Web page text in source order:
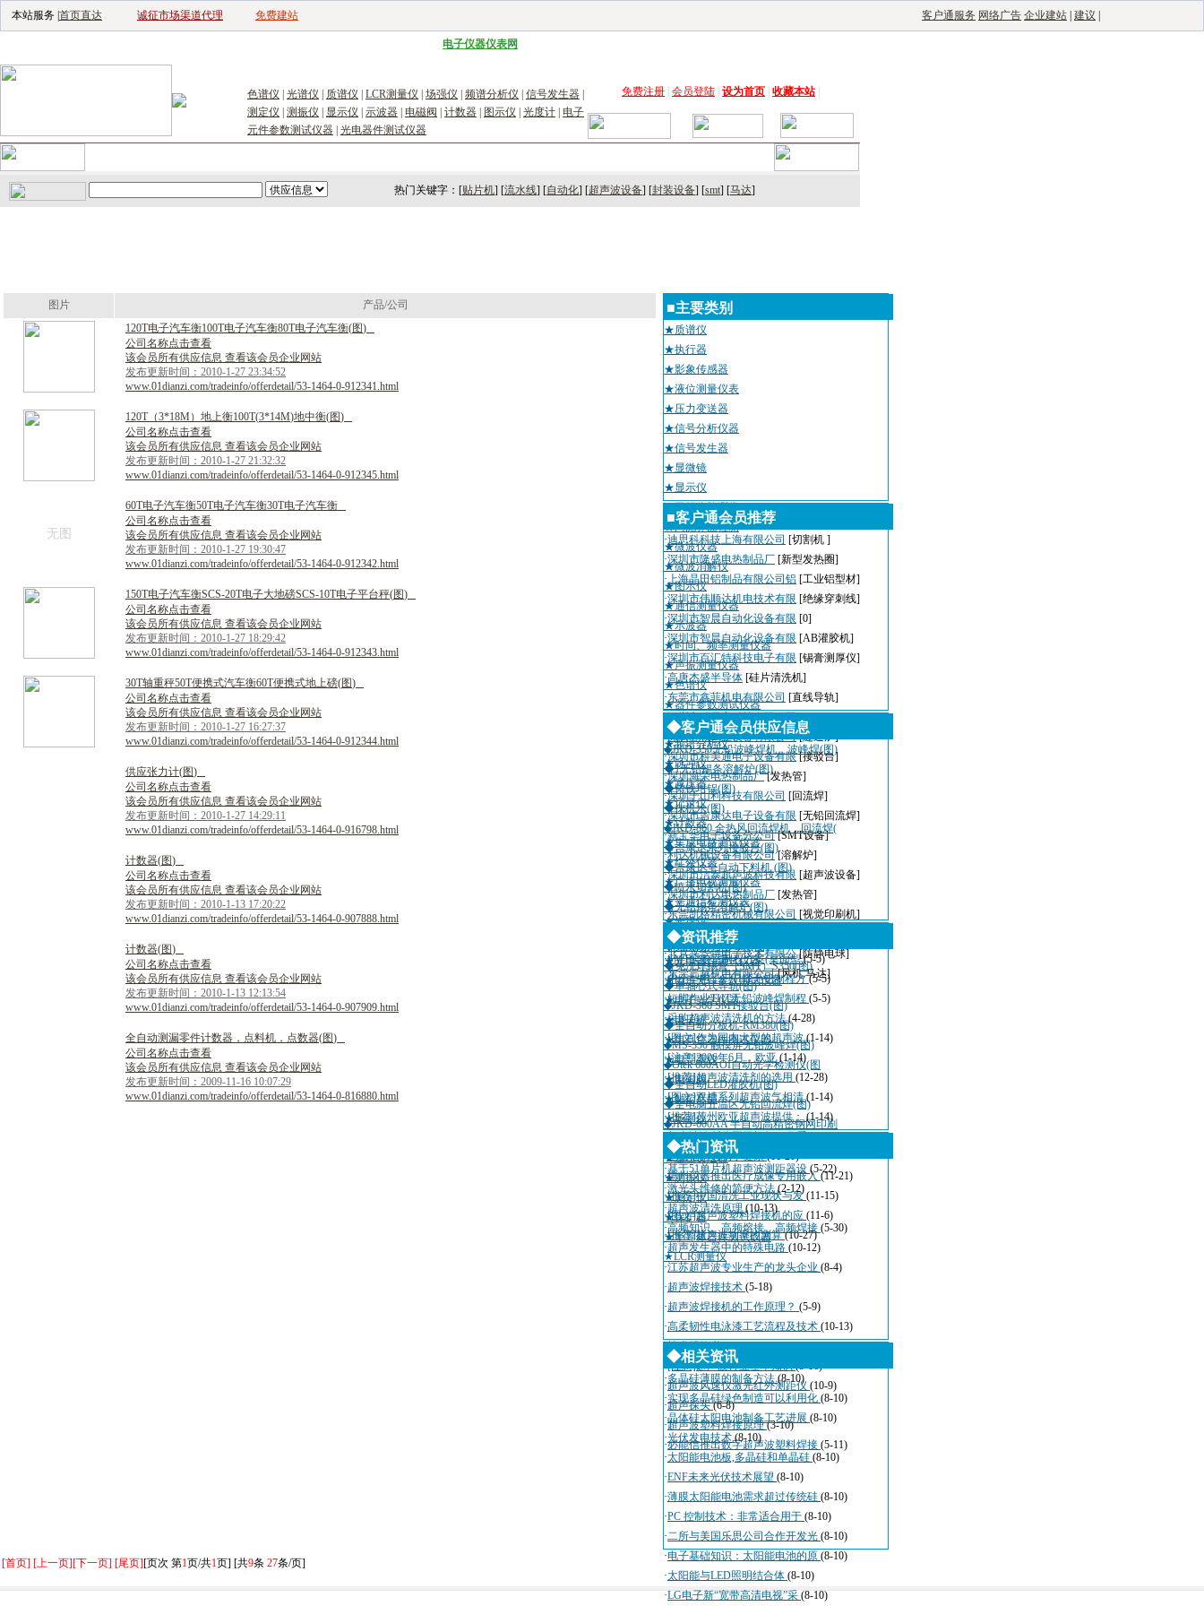
本站服务 | 首页直达 诚征市场渠道代理 免费建站 客户通服务 网络广告 企业建站 建议
电子仪器仪表网
色谱仪 光谱仪 质谱仪 LCR测量仪 场强仪 频谱分析仪 信号发生器
测定仪
测振仪 显示仪 示波器 电磁阀 计数器 图示仪 光度计
电子
元件参数测试仪器 光电器件测试仪器
免费注册 会员登陆 设为首页 收藏本站|
热门关键字：[贴片机] [流水线] [自动化] [超声波设备] [封装设备] [smt] [马达]
图片
产品/公司
120T电子汽车衡100T电子汽车衡80T电子汽车衡(图)
公司名称点击查看
该会员所有供应信息 查看该会员企业网站
发布更新时间：2010-1-27 23:34:52
www.01dianzi.com/tradeinfo/offerdetail/53-1464-0-912341.html
120T（3*18M） 地上衡100T(3*14M)地中衡(图)
公司名称点击查看
该会员所有供应信息 查看该会员企业网站
发布更新时间：2010-1-27 21:32:32
www.01dianzi.com/tradeinfo/offerdetail/53-1464-0-912345.html
无图
60T电子汽车衡50T电子汽车衡30T电子汽车衡
公司名称点击查看
该会员所有供应信息 查看该会员企业网站
发布更新时间：2010-1-27 19:30:47
www.01dianzi.com/tradeinfo/offerdetail/53-1464-0-912342.html
150T电子汽车衡SCS-20T电子大地磅SCS-10T电子平台秤(图)
公司名称点击查看
该会员所有供应信息 查看该会员企业网站
发布更新时间：2010-1-27 18:29:42
www.01dianzi.com/tradeinfo/offerdetail/53-1464-0-912343.html
30T轴重秤50T便携式汽车衡60T便携式地上磅(图)
公司名称点击查看
该会员所有供应信息 查看该会员企业网站
发布更新时间：2010-1-27 16:27:37
www.01dianzi.com/tradeinfo/offerdetail/53-1464-0-912344.html
供应张力计(图)
公司名称点击查看
该会员所有供应信息 查看该会员企业网站
发布更新时间：2010-1-27 14:29:11
www.01dianzi.com/tradeinfo/offerdetail/53-1464-0-916798.html
计数器(图)
公司名称点击查看
该会员所有供应信息 查看该会员企业网站
发布更新时间：2010-1-13 17:20:22
www.01dianzi.com/tradeinfo/offerdetail/53-1464-0-907888.html
计数器(图)
公司名称点击查看
该会员所有供应信息 查看该会员企业网站
发布更新时间：2010-1-13 12:13:54
www.01dianzi.com/tradeinfo/offerdetail/53-1464-0-907909.html
全自动测漏零件计数器 ， 点料机 ， 点数器(图)
公司名称点击查看
该会员所有供应信息 查看该会员企业网站
发布更新时间：2009-11-16 10:07:29
www.01dianzi.com/tradeinfo/offerdetail/53-1464-0-816880.html
■主要类别
★质谱仪
★执行器
★影象传感器
★液位测量仪表
★压力变送器
★信号分析仪器
★信号发生器
★显微镜
★显示仪
★无损伤检测仪
★污泥界面检测
★微波仪器
★微波消解仪
★图示仪
★通信测量仪器
★示波器
★时间、频率测量仪器
★声振测量仪器
★色谱仪
★器件参数测试仪器
★其他未分类
★频谱分析仪
★脉冲仪
★减压器
★记录仪
★计数器
★集成电路测试仪器
★红外仪器
★广播电视测量仪器
★光通信检测仪表
★光谱仪
★光度计
★光电器件测试仪器
★电子元件参数测试仪器
★电子光学仪器
★电子称
★电真空器件测试仪器
★电导率仪
★电磁阀
★触控产品
★场强仪
★场强干扰测试仪器
★差压变送器
★测振仪
★测定仪
★保护器
★半导体器件测试仪器
★LCR测量仪
■客户通会员推荐
·迪思科科技上海有限公司 [切割机 ]
·深圳市隆盛电热制品厂 [新型发热圈]
·上海晶田铝制品有限公司铝 [工业铝型材]
·深圳市伟顺达机电技术有限 [绝缘穿刺线]
·深圳市智晨自动化设备有限 [0]
·深圳市智晨自动化设备有限 [AB灌胶机]
·深圳市百汇特科技电子有限 [锡膏测厚仪]
·高唐杰盛半导体 [硅片清洗机]
·东莞市鑫菲机电有限公司 [直线导轨]
深圳市瑞天宇科技有限公司
[AOI]
·深圳粤城工业设备有限公司 [隧道炉]
·深圳市科美通电子设备有限 [接驳台]
·深圳海荣电热制品厂 [发热管]
·深圳千山利科技有限公司 [回流焊]
·深圳市吉康达电子设备有限 [无铅回流焊]
·新宝华电子设备分公司 [SMT设备]
·利达机械设备有限公司 [溶解炉]
·深圳市洁泰超声波科技有限 [超声波设备]
·深圳市利达电热制品厂 [发热管]
·东莞凯格精密机械有限公司 [视觉印刷机]
·深圳市迈瑞自动化设备有限
·北京兴华特电子技术有限公 [防静电球]
·东莞三越机电有限公司 [风机,马达]
◆客户通会员供应信息
◆JKD-350无铅波峰焊机，波峰焊(图)
◆1无铅锡条溶解炉(图)
◆铸铁坩锅(图)
◆抹机水(图)
◆JKD-860 全热风回流焊机，回流焊(
◆吉康达系列接驳台(图)
◆吉康达全自动下料机 (图)
◆喷水切割机(图)
◆无铅锡条溶解炉(图)
◆锡炉(图)
◆免洗助焊剂F830(图)
◆免洗焊锡膏（SMT）S350(图)
◆单轴心式导轨(图)
◆JKD-360 SMT接驳台(图)
◆全自动分板机-RM380(图)
◆MS-350 触摸屏无铅波峰焊(图)
◆Otek 600AOI自动光学检测仪(图
◆全自动LED灌胶机(图)
◆全电脑五温区无铅回流焊(图)
◆JKD-600AA 半自动高精密钢网印刷
◆资讯推荐
·SMT实验室制程方案(桌面型(5-5)
·中小型电子厂THT无铅制程方(5-5)
·短脚作业THT无铅波峰焊制程 (5-5)
·采购超声波清洗机的方法(4-28)
·[图文]作为国内大型的超声波(1-14)
·[注意]2006年6月，欧亚(1-14)
·[推荐]超声波清洗剂的选用 (12-28)
·[图文]双槽系列超声波气相清(1-14)
·[推荐]苏州欧亚超声波提供：(1-14)
超声波诊断仪国际招标10月看
·适量辐射有利于健康(11-20)
·德州仪器推出医疗成像专用嵌入 (11-21)
·[推荐]中国清洗工业现状与发(11-15)
·[图文]超声波塑料焊接机的应 (11-6)
·[推荐]超声波功率的测算(10-27)
◆热门资讯
·基于51单片机超声波测距器设 (5-22)
·激光头维修的简便方法(2-12)
·超声波清洗原理(10-13)
·高频知识、高频熔接、高频焊接 (5-30)
·超声发生器中的特殊电路 (10-12)
·江苏超声波专业生产的龙头企业 (8-4)
·超声波焊接技术 (5-18)
·超声波焊接机的工作原理？ (5-9)
·高柔韧性电泳漆工艺流程及技术 (10-13)
技术规格书
(4-3)
·[注意]超声波行业基本知识(5-16)
·超声波风速仪激光红外测距仪 (10-9)
·超声探头(6-8)
·超声波塑料焊接原理(3-10)
·必能信推出数字超声波塑料焊接 (5-11)
◆相关资讯
·多晶硅薄膜的制备方法(8-10)
·实现多晶硅绿色制造可以利用化 (8-10)
·晶体硅太阳电池制备工艺进展 (8-10)
·光伏发电技术(8-10)
·太阳能电池板,多晶硅和单晶硅 (8-10)
·ENF未来光伏技术展望 (8-10)
·薄膜太阳能电池需求超过传统硅 (8-10)
·PC 控制技术：非常适合用于 (8-10)
·二所与美国乐思公司合作开发光 (8-10)
·电子基础知识：太阳能电池的原 (8-10)
·太阳能与LED照明结合体 (8-10)
·LG电子新“宽带高清电视”采 (8-10)
[首页] [上一页][下一页] [尾页][页次 第1页/共1页] [共9条 27条/页]